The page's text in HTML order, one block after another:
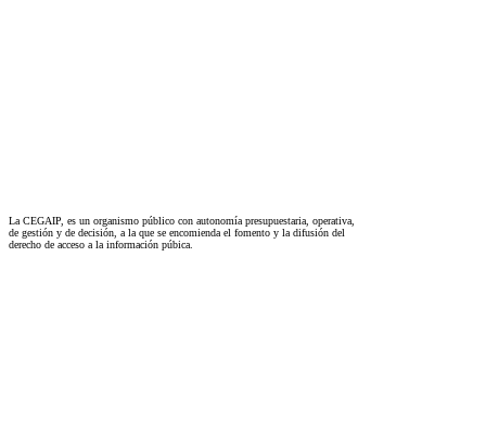
La CEGAIP, es un organismo público con autonomía presupuestaria, operativa,
de gestión y de decisión, a la que se encomienda el fomento y la difusión del
derecho de acceso a la información púbica.